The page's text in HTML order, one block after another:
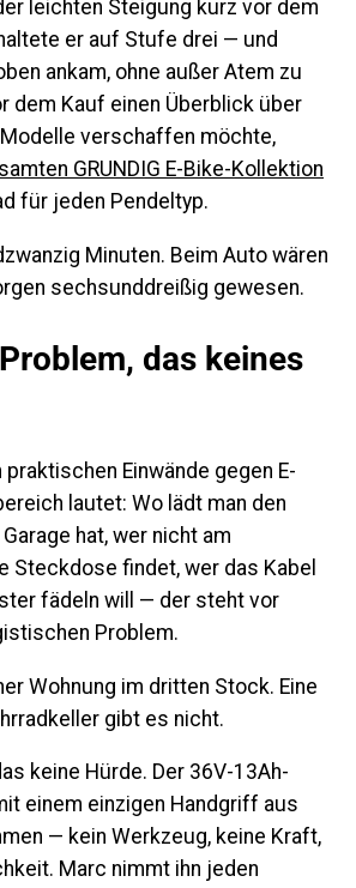
leichten Steigung kurz vor dem
er auf Stufe drei — und
ankam, ohne außer Atem zu
dem Kauf einen Überblick über
verschaffen möchte,
GRUNDIG E-Bike-Kollektion
für jeden Pendeltyp.
Minuten. Beim Auto wären
sechsunddreißig gewesen.
das keines
praktischen Einwände gegen E-
lautet: Wo lädt man den
hat, wer nicht am
Steckdose findet, wer das Kabel
fädeln will — der steht vor
Problem.
Wohnung im dritten Stock. Eine
gibt es nicht.
keine Hürde. Der 36V-13Ah-
einem einzigen Handgriff aus
— kein Werkzeug, keine Kraft,
Marc nimmt ihn jeden